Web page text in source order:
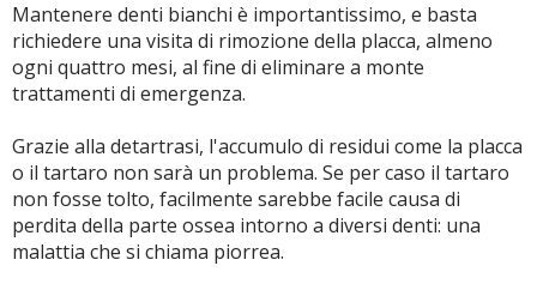
Mantenere denti bianchi è importantissimo, e basta
richiedere una visita di rimozione della placca, almeno
ogni quattro mesi, al fine di eliminare a monte
trattamenti di emergenza.
Grazie alla detartrasi, l'accumulo di residui come la placca
o il tartaro non sarà un problema. Se per caso il tartaro
non fosse tolto, facilmente sarebbe facile causa di
perdita della parte ossea intorno a diversi denti: una
malattia che si chiama piorrea.